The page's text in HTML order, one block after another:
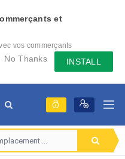
et
vos commerçants
échangez des
le évènement
No Thanks INSTALL